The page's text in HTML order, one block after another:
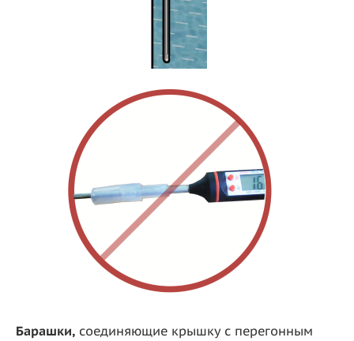
Барашки, соединяющие крышку с перегонным